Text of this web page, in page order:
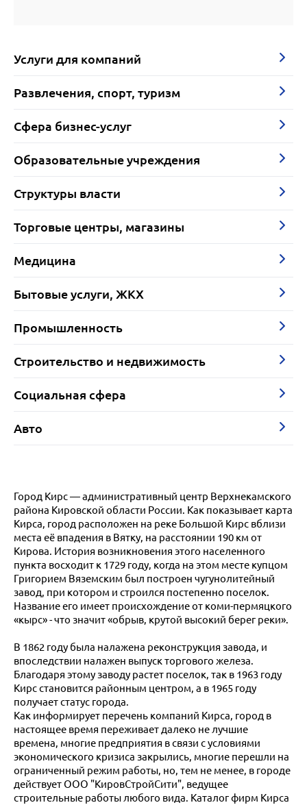
Услуги для компаний
Развлечения, спорт, туризм
Сфера бизнес-услуг
Образовательные учреждения
Структуры власти
Торговые центры, магазины
Медицина
Бытовые услуги, ЖКХ
Промышленность
Строительство и недвижимость
Социальная сфера
Авто
Город Кирс — административный центр Верхнекамского
района Кировской области России. Как показывает карта
Кирса, город расположен на реке Большой Кирс вблизи
места её впадения в Вятку, на расстоянии 190 км от
Кирова. История возникновения этого населенного
пункта восходит к 1729 году, когда на этом месте купцом
Григорием Вяземским был построен чугунолитейный
завод, при котором и строился постепенно поселок.
Название его имеет происхождение от коми-пермяцкого
«кырс» - что значит «обрыв, крутой высокий берег реки».
В 1862 году была налажена реконструкция завода, и
впоследствии налажен выпуск торгового железа.
Благодаря этому заводу растет поселок, так в 1963 году
Кирс становится районным центром, а в 1965 году
получает статус города.
Как информирует перечень компаний Кирса, город в
настоящее время переживает далеко не лучшие
времена, многие предприятия в связи с условиями
экономического кризиса закрылись, многие перешли на
ограниченный режим работы, но, тем не менее, в городе
действует ООО "КировСтройСити", ведущее
строительные работы любого вида. Каталог фирм Кирса